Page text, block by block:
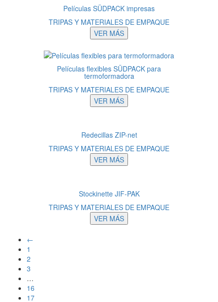
Películas SÜDPACK impresas
TRIPAS Y MATERIALES DE EMPAQUE
VER MÁS
Películas flexibles SÜDPACK para
termoformadora
TRIPAS Y MATERIALES DE EMPAQUE
VER MÁS
Redecillas ZIP-net
TRIPAS Y MATERIALES DE EMPAQUE
VER MÁS
Stockinette JIF-PAK
TRIPAS Y MATERIALES DE EMPAQUE
VER MÁS
←
1
2
3
…
16
17